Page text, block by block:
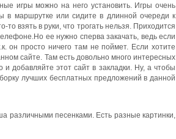
игры можно на него установить. Игры очень
в маршрутке или сидите в длинной очереди к
взять в руки, что трогать нельзя. Приходится
Но ее нужно сперва закачать, ведь если
он просто ничего там не поймет. Если хотите
сайте. Там есть довольно много интересных
добавляйте этот сайт в закладки. Ну, а чтобы
лучших бесплатных предложений в данной
различными песенками. Есть разные картинки,